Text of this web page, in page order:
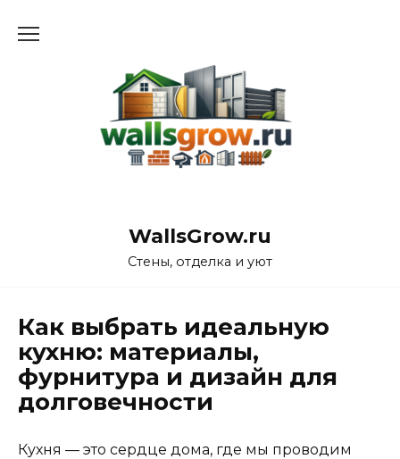
WallsGrow.ru
Стены, отделка и уют
Как выбрать идеальную
кухню: материалы,
фурнитура и дизайн для
долговечности
Кухня — это сердце дома, где мы проводим